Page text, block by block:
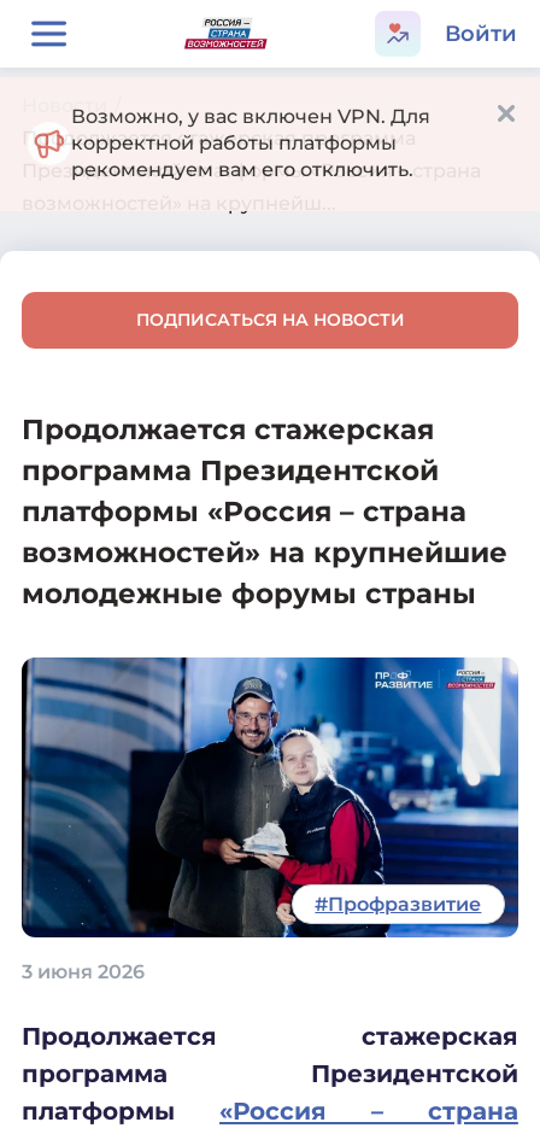
Войти
Новости
Продолжается стажерская программа
Президентской платформы «Россия – страна
ПОДПИСАТЬСЯ НА НОВОСТИ
Продолжается стажерская
программа Президентской
платформы «Россия – страна
возможностей» на крупнейшие
молодежные форумы страны
#Профразвитие
3 июня 2026
Продолжается стажерская
программа Президентской
платформы «Россия – страна
Возможно, у вас включен VPN. Для
корректной работы платформы
рекомендуем вам его отключить.